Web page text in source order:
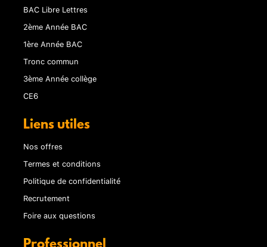
BAC Libre Lettres
2ème Année BAC
1ère Année BAC
Tronc commun
3ème Année collège
CE6
Liens utiles
Nos offres
Termes et conditions
Politique de confidentialité
Recrutement
Foire aux questions